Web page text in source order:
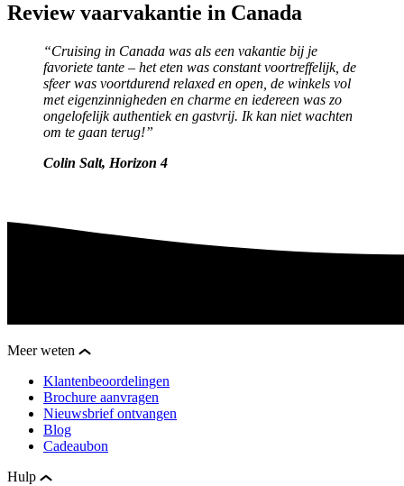
Review vaarvakantie in Canada
“Cruising in Canada was als een vakantie bij je
favoriete tante – het eten was constant voortreffelijk, de
sfeer was voortdurend relaxed en open, de winkels vol
met eigenzinnigheden en charme en iedereen was zo
ongelofelijk authentiek en gastvrij. Ik kan niet wachten
om te gaan terug!”
Colin Salt, Horizon 4
Meer weten
Klantenbeoordelingen
Brochure aanvragen
Nieuwsbrief ontvangen
Blog
Cadeaubon
Hulp